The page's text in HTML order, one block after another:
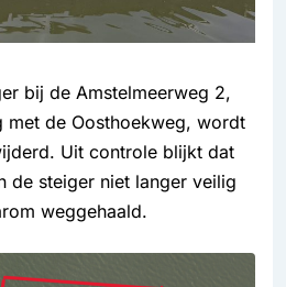
bij de Amstelmeerweg 2,
met de Oosthoekweg, wordt
Uit controle blijkt dat
de steiger niet langer veilig
weggehaald.